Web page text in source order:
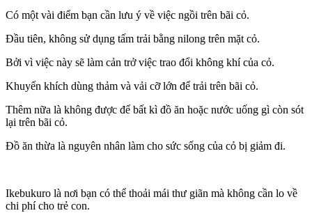
Có một vài điểm bạn cần lưu ý về việc ngồi trên bãi cỏ.
Đầu tiên, không sử dụng tấm trải bằng nilong trên mặt cỏ.
Bởi vì việc này sẽ làm cản trở việc trao đổi không khí của cỏ.
Khuyến khích dùng thảm và vải cỡ lớn để trải trên bãi cỏ.
Thêm nữa là không được để bất kì đồ ăn hoặc nước uống gì còn sót
lại trên bãi cỏ.
Đồ ăn thừa là nguyên nhân làm cho sức sống của cỏ bị giảm đi.
Ikebukuro là nơi bạn có thể thoải mái thư giãn mà không cần lo về
chi phí cho trẻ con.